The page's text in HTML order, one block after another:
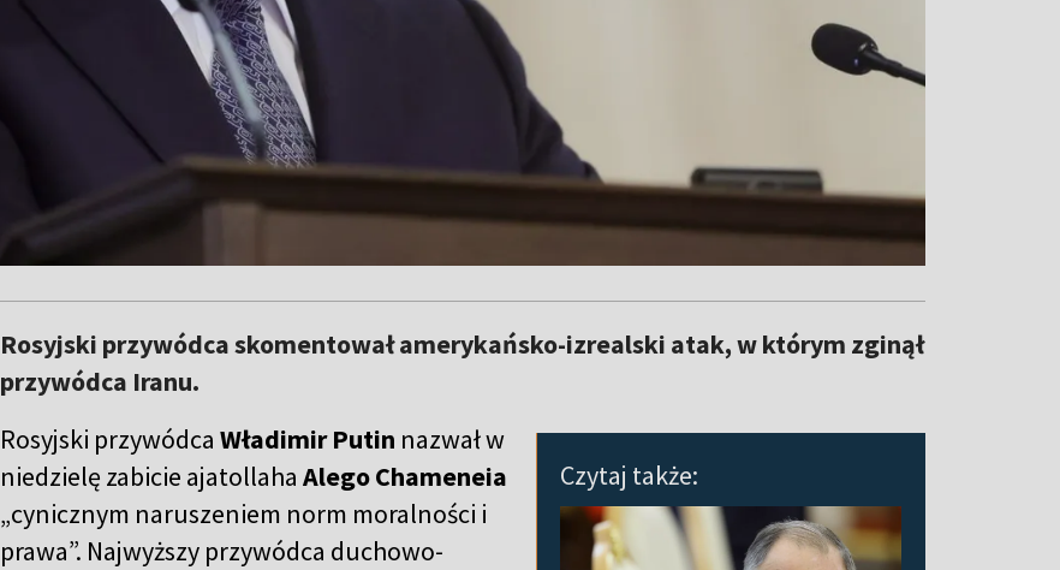
Rosyjski przywódca skomentował amerykańsko-izrealski atak, w którym zginął
przywódca Iranu.
Czytaj także:
Rosyjski przywódca Władimir Putin nazwał w
niedzielę zabicie ajatollaha Alego Chameneia
„cynicznym naruszeniem norm moralności i
prawa”. Najwyższy przywódca duchowo-